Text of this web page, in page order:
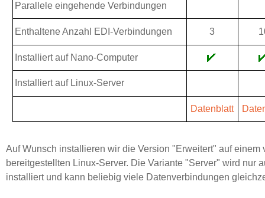
Parallele eingehende Verbindungen
Enthaltene Anzahl EDI-Verbindungen 3
Installiert auf Nano-Computer
Installiert auf Linux-Server
Datenblatt
Auf Wunsch installieren wir die Version "Erweitert" auf einem
bereitgestellten Linux-Server. Die Variante "Server" wird nur
installiert und kann beliebig viele Datenverbindungen